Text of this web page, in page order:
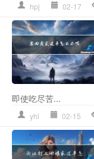
hpj 02-17
即使吃尽苦...
yhl 02-15